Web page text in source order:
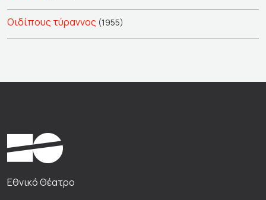
Οιδίπους τύραννος (1955)
Εθνικό Θέατρο